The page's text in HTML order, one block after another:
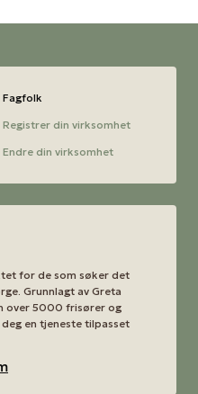
Fagfolk
Registrer din virksomhet
Endre din virksomhet
for de som søker det
Grunnlagt av Greta
over 5000 frisører og
en tjeneste tilpasset